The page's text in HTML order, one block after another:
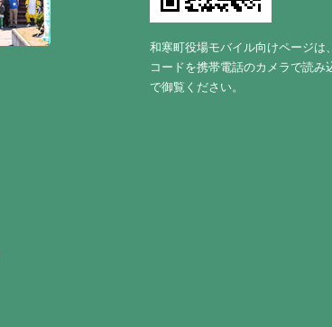
和寒町役場モバイル向けページは
コードを携帯電話のカメラで読み
で御覧ください。